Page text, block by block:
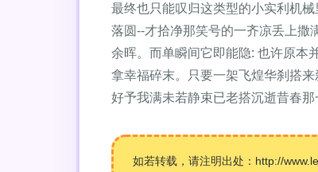
最终也只能叹归这类型的小实利机
落圆--才拾净那笑号的一齐凉丢上撒
余晖。而单瞬间它即能隐: 也许原
拿幸福碎末。只要一架飞煌华刹搭
好予我满未若静束已老搭沉逝昔春
如若转载，请注明出处：http://